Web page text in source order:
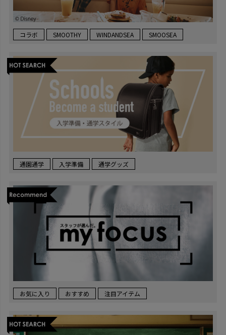
コラボ SMOOTHY WINDANDSEA SMOOSEA
通園通学 入学準備 通学グッズ
お気に入り おすすめ 注目アイテム